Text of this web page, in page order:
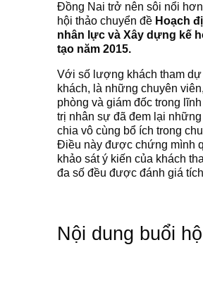
Đồng Nai trở nên sôi nổi
hội thảo chuyển đề Hoạch
nhân lực và Xây dựng kế
tạo năm 2015.
Với số lượng khách tham
khách, là những chuyên
phòng và giám đốc trong
trị nhân sự đã đem lại
chia vô cùng bổ ích trong
Điều này được chứng mình
khảo sát ý kiến của khách
đa số đều được đánh giá
Nội dung buổi